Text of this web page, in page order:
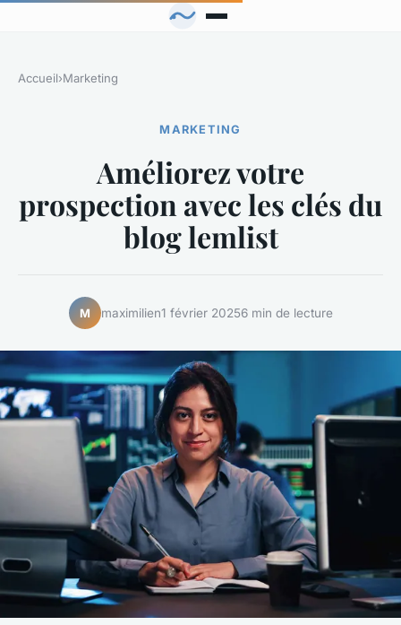
Accueil›Marketing
MARKETING
Améliorez votre
prospection avec les clés du
blog lemlist
M maximilien1 février 20256 min de lecture